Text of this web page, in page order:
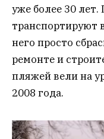
уже более 30
транспортируют
него просто
ремонте и
пляжей вели на
2008 года.